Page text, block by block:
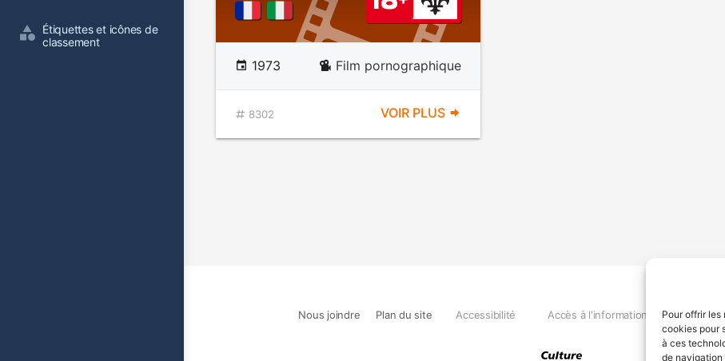
Pour offrir les
cookies pour
à ces
de navigation
Étiquettes et icônes de
classement
1973 Film pornographique
8302 VOIR PLUS
Nous joindre Plan du site Accessibilité Accès à l'information